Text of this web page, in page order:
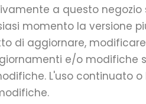
a questo
momento la versione
di aggiornare,
e/o modifiche
L'uso continuato